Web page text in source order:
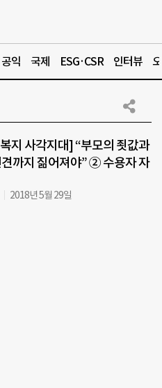
공익 국제 ESG·CSR 인터뷰
지 사각지대] “부모의 죗값과
까지 짊어져야” ② 수용자 자
2018년 5월 29일